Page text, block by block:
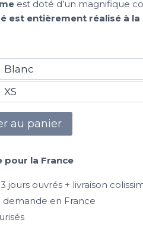
est doté d’un magnifique
est entièrement réalisé à la
au panier
pour la France
jours ouvrés + livraison
demande en France